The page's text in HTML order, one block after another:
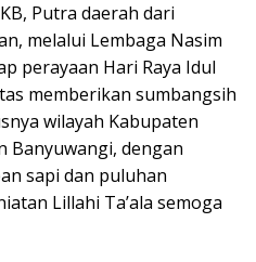
Putra daerah dari
melalui Lembaga Nasim
perayaan Hari Raya Idul
memberikan sumbangsih
wilayah Kabupaten
Banyuwangi, dengan
sapi dan puluhan
Lillahi Ta’ala semoga